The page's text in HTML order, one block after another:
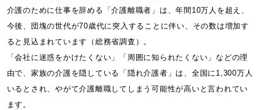
介護のために仕事を辞める「介護離職者」は、年間10万人を超え、
今後、団塊の世代が70歳代に突入することに伴い、その数は増加す
ると見込まれています（総務省調査）。
「会社に迷惑をかけたくない」「周囲に知られたくない」などの理
由で、家族の介護を隠している「隠れ介護者」は、全国に1,300万人
いるとされ、やがて介護離職してしまう可能性が高いと言われてい
ます。